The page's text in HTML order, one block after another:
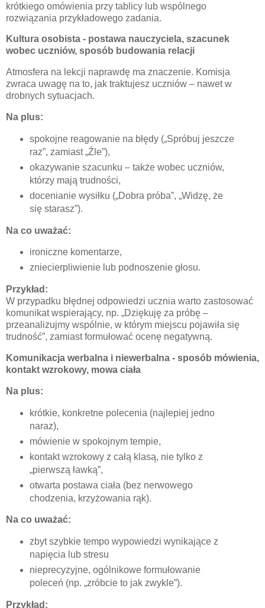
krótkiego omówienia przy tablicy lub wspólnego
rozwiązania przykładowego zadania.
Kultura osobista - postawa nauczyciela, szacunek
wobec uczniów, sposób budowania relacji
Atmosfera na lekcji naprawdę ma znaczenie. Komisja
zwraca uwagę na to, jak traktujesz uczniów – nawet w
drobnych sytuacjach.
Na plus:
spokojne reagowanie na błędy („Spróbuj jeszcze
raz”, zamiast „Źle”),
okazywanie szacunku – także wobec uczniów,
którzy mają trudności,
docenianie wysiłku („Dobra próba”, „Widzę, że
się starasz”).
Na co uważać:
ironiczne komentarze,
zniecierpliwienie lub podnoszenie głosu.
Przykład:
W przypadku błędnej odpowiedzi ucznia warto zastosować
komunikat wspierający, np. „Dziękuję za próbę –
przeanalizujmy wspólnie, w którym miejscu pojawiła się
trudność”, zamiast formułować ocenę negatywną.
Komunikacja werbalna i niewerbalna - sposób mówienia,
kontakt wzrokowy, mowa ciała
Na plus:
krótkie, konkretne polecenia (najlepiej jedno
naraz),
mówienie w spokojnym tempie,
kontakt wzrokowy z całą klasą, nie tylko z
„pierwszą ławką”,
otwarta postawa ciała (bez nerwowego
chodzenia, krzyżowania rąk).
Na co uważać:
zbyt szybkie tempo wypowiedzi wynikające z
napięcia lub stresu
nieprecyzyjne, ogólnikowe formułowanie
poleceń (np. „zróbcie to jak zwykle”).
Przykład: